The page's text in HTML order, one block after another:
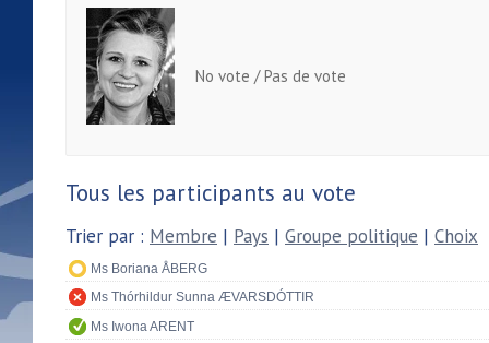
No vote / Pas de vote
Tous les participants au vote
Trier par : Membre | Pays | Groupe politique | Choix
Ms Boriana ÅBERG
Ms Thórhildur Sunna ÆVARSDÓTTIR
Ms Iwona ARENT